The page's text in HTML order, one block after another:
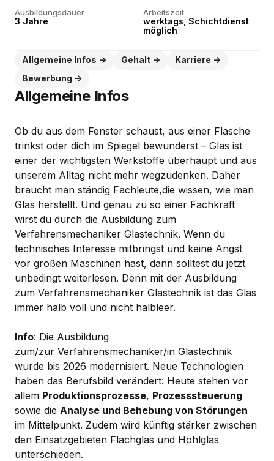
Ausbildungsdauer
3 Jahre
Arbeitszeit
werktags, Schichtdienst
möglich
Allgemeine Infos Gehalt
Karriere
Bewerbung
Allgemeine Infos
Ob du aus dem Fenster schaust, aus einer Flasche
trinkst oder dich im Spiegel bewunderst – Glas ist
einer der wichtigsten Werkstoffe überhaupt und aus
unserem Alltag nicht mehr wegzudenken. Daher
braucht man ständig Fachleute,die wissen, wie man
Glas herstellt. Und genau zu so einer Fachkraft
wirst du durch die Ausbildung zum
Verfahrensmechaniker Glastechnik. Wenn du
technisches Interesse mitbringst und keine Angst
vor großen Maschinen hast, dann solltest du jetzt
unbedingt weiterlesen. Denn mit der Ausbildung
zum Verfahrensmechaniker Glastechnik ist das Glas
immer halb voll und nicht halbleer.
Info: Die Ausbildung
zum/zur Verfahrensmechaniker/in Glastechnik
wurde bis 2026 modernisiert. Neue Technologien
haben das Berufsbild verändert: Heute stehen vor
allem Produktionsprozesse, Prozesssteuerung
sowie die Analyse und Behebung von Störungen
im Mittelpunkt. Zudem wird künftig stärker zwischen
den Einsatzgebieten Flachglas und Hohlglas
unterschieden.